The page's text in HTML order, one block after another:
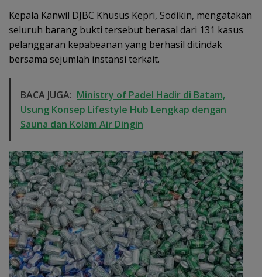
Kepala Kanwil DJBC Khusus Kepri, Sodikin, mengatakan
seluruh barang bukti tersebut berasal dari 131 kasus
pelanggaran kepabeanan yang berhasil ditindak
bersama sejumlah instansi terkait.
BACA JUGA: Ministry of Padel Hadir di Batam,
Usung Konsep Lifestyle Hub Lengkap dengan
Sauna dan Kolam Air Dingin